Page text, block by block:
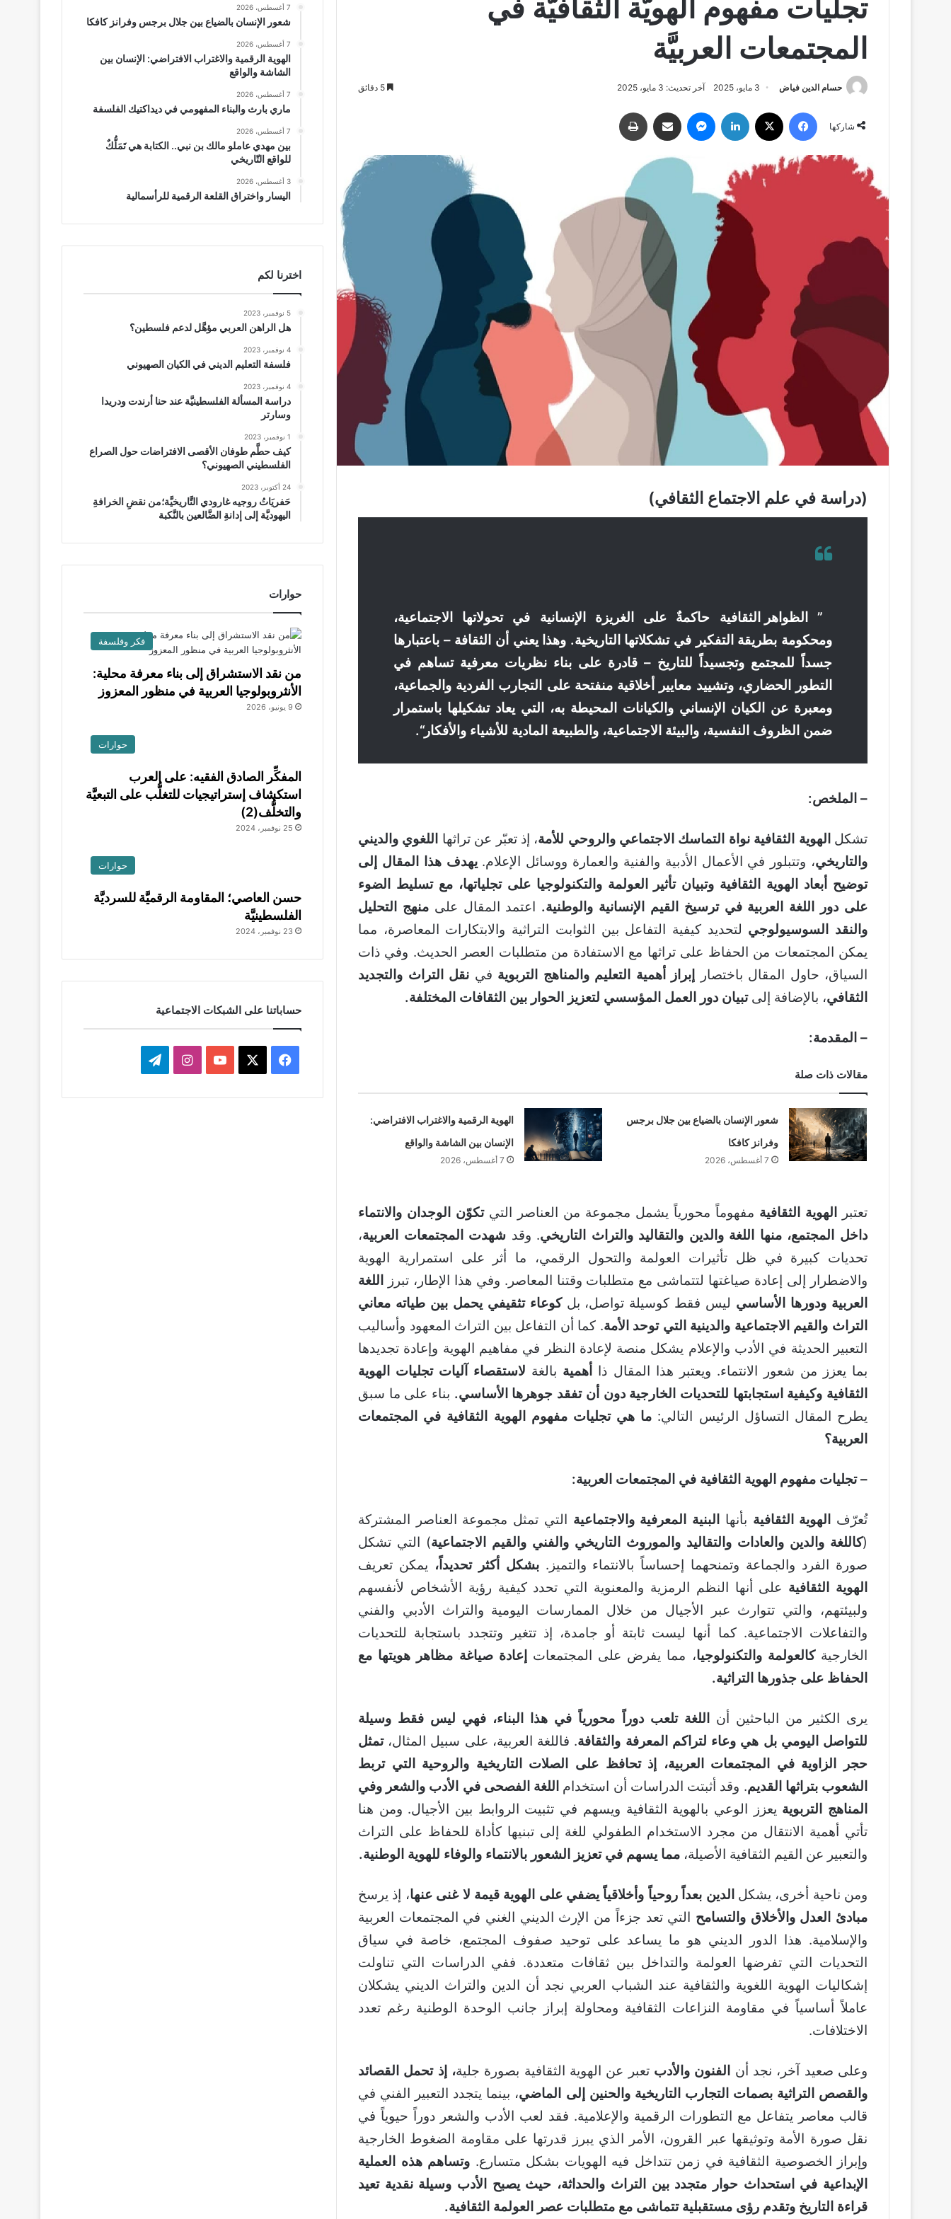
تجليات مفهوم الهويَّة الثقافيَّة في
المجتمعات العربيَّة
حسام الدين فياض 3 مايو، 2025 آخر تحديث: 3 مايو، 2025
شاركها
فيسبوك لينكدإن ماسنجر مشاركة عبر البريد
(دراسة في علم الاجتماع الثقافي)
”
الظواهر الثقافية حاكمةٌ على الغريزة الإنسانية في تحولاتها الاجتماعية،
ومحكومة بطريقة التفكير في تشكلاتها التاريخية. وهذا يعني أن الثقافة – باعتبارها
جسداً للمجتمع وتجسيداً للتاريخ – قادرة على بناء نظريات معرفية تساهم في
التطور الحضاري، وتشييد معايير أخلاقية منفتحة على التجارب الفردية والجماعية،
ومعبرة عن الكيان الإنساني والكيانات المحيطة به، التي يعاد تشكيلها باستمرار
ضمن الظروف النفسية، والبيئة الاجتماعية، والطبيعة المادية للأشياء والأفكار“.
– الملخص:
تشكل الهوية الثقافية نواة التماسك الاجتماعي والروحي للأمة، إذ تعبّر عن تراثها اللغوي والديني
والتاريخي، وتتبلور في الأعمال الأدبية والفنية والعمارة ووسائل الإعلام.يهدف هذا المقال إلى
توضيح أبعاد الهوية الثقافية وتبيان تأثير العولمة والتكنولوجيا على تجلياتها، مع تسليط الضوء
على دور اللغة العربية في ترسيخ القيم الإنسانية والوطنية. اعتمد المقال علىمنهج التحليل
والنقد السوسيولوجي لتحديد كيفية التفاعل بين الثوابت التراثية والابتكارات المعاصرة، مما
يمكن المجتمعات من الحفاظ على تراثها مع الاستفادة من متطلبات العصر الحديث. وفي ذات
السياق، حاول المقال باختصار
إبراز أهمية التعليم والمناهج التربوية في نقل التراث والتجديد
الثقافي، بالإضافة إلىتبيان دور العمل المؤسسي لتعزيز الحوار بين الثقافات المختلفة.
– المقدمة:
مقالات ذات صلة
شعور الإنسان بالضياع بين جلال برجس
وفرانز كافكا
7 أغسطس، 2026
الهوية الرقمية والاغتراب الافتراضي:
الإنسان بين الشاشة والواقع
7 أغسطس، 2026
تعتبر الهوية الثقافية مفهوماً محورياً يشمل مجموعة من العناصر التيتكوّن الوجدان والانتماء
داخل المجتمع، منها اللغة والدين والتقاليد والتراث التاريخي. وقد شهدت المجتمعات العربية،
تحديات كبيرة في ظل تأثيرات العولمة والتحول الرقمي، ما أثر على استمرارية الهوية
والاضطرار إلى إعادة صياغتها لتتماشى مع متطلبات وقتنا المعاصر. وفي هذا الإطار، تبرز
اللغة
العربية ودورها الأساسي ليس فقط كوسيلة تواصل، بلكوعاء تثقيفي يحمل بين طياته معاني
التراث والقيم الاجتماعية والدينية التي توحد الأمة. كما أن التفاعل بين التراث المعهود وأساليب
التعبير الحديثة في الأدب والإعلام يشكل منصة لإعادة النظر في مفاهيم الهوية وإعادة تجديدها
بما يعزز من شعور الانتماء. ويعتبر هذا المقال ذا
أهمية بالغة لاستقصاء آليات تجليات الهوية
الثقافية وكيفية استجابتها للتحديات الخارجية دون أن تفقد جوهرها الأساسي. بناء على ما سبق
يطرح المقال التساؤل الرئيس التالي: ما هي تجليات مفهوم الهوية الثقافية في المجتمعات
العربية؟
– تجليات مفهوم الهوية الثقافية في المجتمعات العربية:
تُعرّف الهوية الثقافية بأنها البنية المعرفية والاجتماعية التي تمثل مجموعة العناصر المشتركة
(كاللغة والدين والعادات والتقاليد والموروث التاريخي والفني والقيم الاجتماعية) التي تشكل
صورة الفرد والجماعة وتمنحهما إحساساً بالانتماء والتميز.بشكل أكثر تحديداً، يمكن تعريف
الهوية الثقافية على أنها النظم الرمزية والمعنوية التي تحدد كيفية رؤية الأشخاص لأنفسهم
ولبيئتهم، والتي تتوارث عبر الأجيال من خلال الممارسات اليومية والتراث الأدبي والفني
والتفاعلات الاجتماعية. كما أنها ليست ثابتة أو جامدة، إذ تتغير وتتجدد باستجابة للتحديات
الخارجيةكالعولمة والتكنولوجيا، مما يفرض على المجتمعات
إعادة صياغة مظاهر هويتها مع
الحفاظ على جذورها التراثية.
يرى الكثير من الباحثين أن
اللغة تلعب دوراً محورياً في هذا البناء، فهي ليس فقط وسيلة
للتواصل اليومي بل هي وعاء لتراكم المعرفة والثقافة. فاللغة العربية، على سبيل المثال،تمثل
حجر الزاوية في المجتمعات العربية، إذ تحافظ على الصلات التاريخية والروحية التي تربط
الشعوب بتراثها القديم. وقد أثبتت الدراسات أن استخدام اللغة الفصحى في الأدب والشعر وفي
المناهج التربوية يعزز الوعي بالهوية الثقافية ويسهم في تثبيت الروابط بين الأجيال. ومن هنا
تأتي أهمية الانتقال من مجرد الاستخدام الطفولي للغة إلى تبنيها كأداة للحفاظ على التراث
والتعبير عن القيم الثقافية الأصيلة، مما يسهم في تعزيز الشعور بالانتماء والوفاء للهوية الوطنية.
ومن ناحية أخرى، يشكل الدين بعداً روحياً وأخلاقياً يضفي على الهوية قيمة لا غنى عنها، إذ يرسخ
مبادئ العدل والأخلاق والتسامح التي تعد جزءاً من الإرث الديني الغني في المجتمعات العربية
والإسلامية. هذا الدور الديني هو ما يساعد على توحيد صفوف المجتمع، خاصة في سياق
التحديات التي تفرضها العولمة والتداخل بين ثقافات متعددة. ففي الدراسات التي تناولت
إشكاليات الهوية اللغوية والثقافية عند الشباب العربي نجد أن الدين والتراث الديني يشكلان
عاملاً أساسياً في مقاومة النزاعات الثقافية ومحاولة إبراز جانب الوحدة الوطنية رغم تعدد
الاختلافات.
وعلى صعيد آخر، نجد أن الفنون والأدب تعبر عن الهوية الثقافية بصورة جلية، إذ تحمل القصائد
والقصص التراثية بصمات التجارب التاريخية والحنين إلى الماضي، بينما يتجدد التعبير الفني في
قالب معاصر يتفاعل مع التطورات الرقمية والإعلامية. فقد لعب الأدب والشعر دوراً حيوياً في
نقل صورة الأمة وتوثيقها عبر القرون، الأمر الذي يبرز قدرتها على مقاومة الضغوط الخارجية
وإبراز الخصوصية الثقافية في زمن تتداخل فيه الهويات بشكل متسارع. وتساهم هذه العملية
الإبداعية في استحداث حوار متجدد بين التراث والحداثة، حيث يصبح الأدب وسيلة نقدية تعيد
قراءة التاريخ وتقدم رؤى مستقبلية تتماشى مع متطلبات عصر العولمة الثقافية.
7 أغسطس، 2026
شعور الإنسان بالضياع بين جلال برجس وفرانز كافكا
7 أغسطس، 2026
الهوية الرقمية والاغتراب الافتراضي: الإنسان بين
الشاشة والواقع
7 أغسطس، 2026
ماري بارث والبناء المفهومي في ديداكتيك الفلسفة
7 أغسطس، 2026
بين مهدي عاملو مالك بن نبي.. الكتابة هي تَمَلُّكٌ
للواقع التّاريخي
3 أغسطس، 2026
اليسار واختراق القلعة الرقمية للرأسمالية
اخترنا لكم
5 نوفمبر، 2023
هل الراهن العربي مؤهَّل لدعم فلسطين؟
4 نوفمبر، 2023
فلسفة التعليم الديني في الكيان الصهيوني
4 نوفمبر، 2023
دراسة المسألة الفلسطينيَّة عند حنا أرندت ودريدا
وسارتر
1 نوفمبر، 2023
كيف حطَّم طوفان الأقصى الافتراضات حول الصراع
الفلسطيني الصهيوني؟
24 أكتوبر، 2023
حَفريَاتُ روجيه غارودي التَّاريخيَّة؛من نقضِ الخرافةِ
اليهوديَّة إلى إدانةِ الضَّالعين بالنَّكبة
حوارات
فكر وفلسفة
من نقد الاستشراق إلى بناء معرفة محلية:
الأنثروبولوجيا العربية في منظور المعزوز
9 يونيو، 2026
حوارات
المفكِّر الصادق الفقيه: على العرب
استكشاف إستراتيجيات للتغلُّب على التبعيَّة
والتخلُّف(2)
25 نوفمبر، 2024
حوارات
حسن العاصي؛ المقاومة الرقميَّة للسرديَّة
الفلسطينيَّة
23 نوفمبر، 2024
حساباتنا على الشبكات الاجتماعية
فيسبوك ‫YouTubeانستقرامتيلقرام